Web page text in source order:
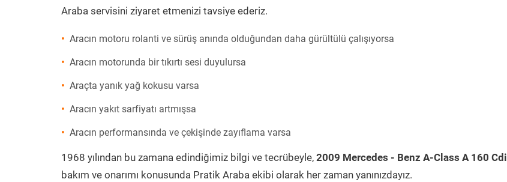
Araba servisini ziyaret etmenizi tavsiye ederiz.
Aracın motoru rolanti ve sürüş anında olduğundan daha gürültülü çalışıyorsa
Aracın motorunda bir tıkırtı sesi duyulursa
Araçta yanık yağ kokusu varsa
Aracın yakıt sarfiyatı artmışsa
Aracın performansında ve çekişinde zayıflama varsa
1968 yılından bu zamana edindiğimiz bilgi ve tecrübeyle, 2009 Mercedes - Benz A-Class A 160 Cdi
bakım ve onarımı konusunda Pratik Araba ekibi olarak her zaman yanınızdayız.